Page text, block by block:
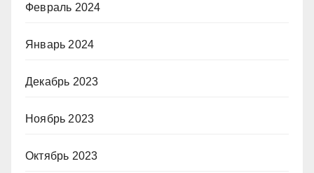
Февраль 2024
Январь 2024
Декабрь 2023
Ноябрь 2023
Октябрь 2023